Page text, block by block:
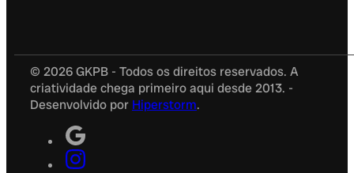
© 2026 GKPB - Todos os direitos reservados. A
criatividade chega primeiro aqui desde 2013. -
Desenvolvido por Hiperstorm.